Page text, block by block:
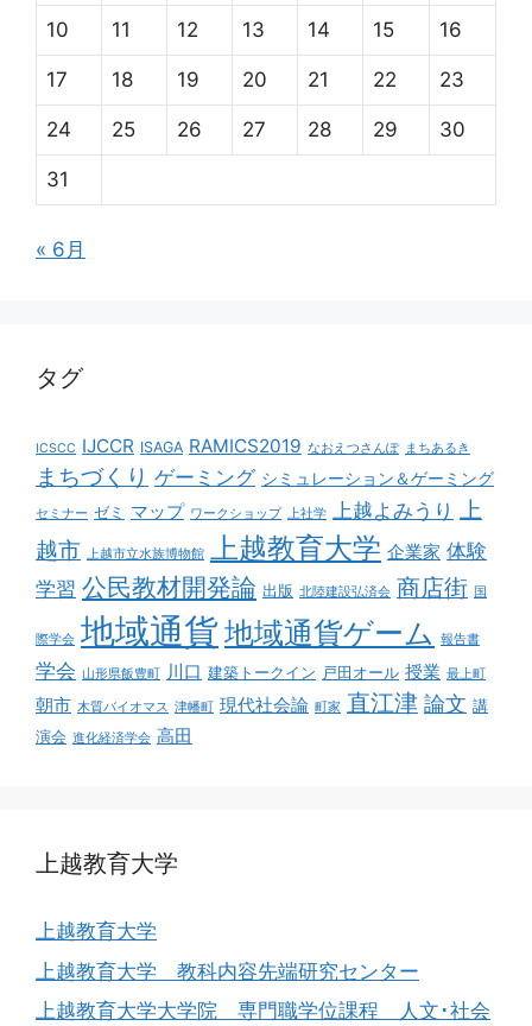
10 11 12 13 14 15 16
17 18 19 20 21 22 23
24 25 26 27 28 29 30
31
« 6月
タグ
ICSCC IJCCR ISAGA RAMICS2019 なおえつさんぽ まちあるき
まちづくり ゲーミング シミュレーション＆ゲーミング
セミナー ゼミ マップ ワークショップ 上社学 上越よみうり 上
越市 上越市立水族博物館 上越教育大学 企業家 体験
学習 公民教材開発論 出版 北陸建設弘済会 商店街 国
際学会 地域通貨地域通貨ゲーム 報告書
学会 山形県飯豊町 川口 建築トークイン 戸田オール 授業 最上町
朝市 木質バイオマス 津幡町 現代社会論 町家 直江津 論文 講
演会 進化経済学会 高田
上越教育大学
上越教育大学
上越教育大学 教科内容先端研究センター
上越教育大学大学院 専門職学位課程 人文･社会